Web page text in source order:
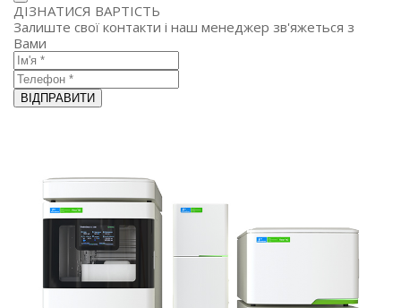
ДІЗНАТИСЯ ВАРТІСТЬ
Залиште свої контакти і наш менеджер зв'яжеться з
Вами
ВІДПРАВИТИ